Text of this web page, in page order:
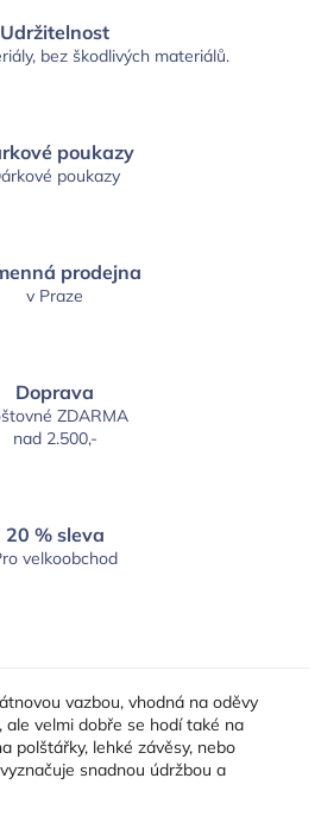
Udržitelnost
bez škodlivých materiálů.
poukazy
poukazy
prodejna
v Praze
Doprava
ZDARMA
nad 2.500,-
20 % sleva
velkoobchod
vazbou, vhodná na oděvy
ale velmi dobře se hodí také na
polštářky, lehké závěsy, nebo
snadnou údržbou a